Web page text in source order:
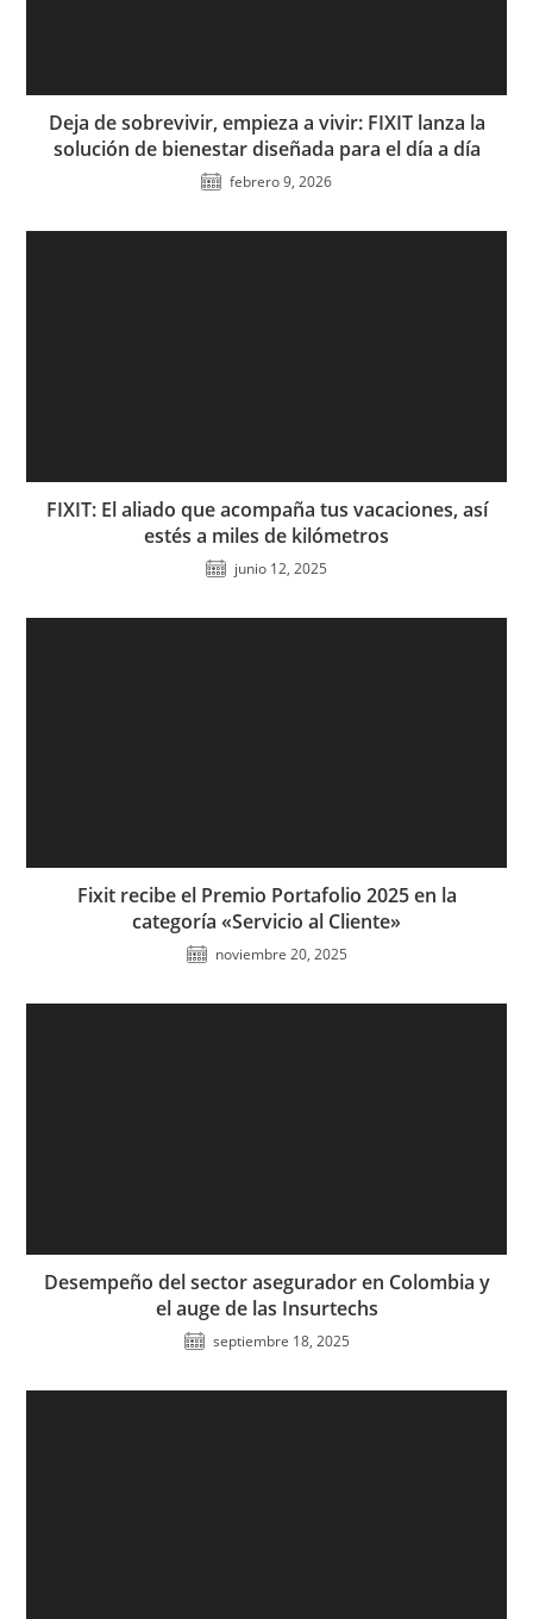
Deja de sobrevivir, empieza a vivir: FIXIT lanza la
solución de bienestar diseñada para el día a día
febrero 9, 2026
FIXIT: El aliado que acompaña tus vacaciones, así
estés a miles de kilómetros
junio 12, 2025
Fixit recibe el Premio Portafolio 2025 en la
categoría «Servicio al Cliente»
noviembre 20, 2025
Desempeño del sector asegurador en Colombia y
el auge de las Insurtechs
septiembre 18, 2025